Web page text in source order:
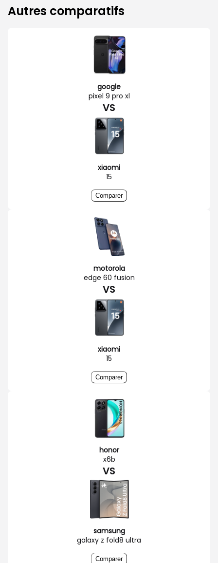
Autres comparatifs
google
pixel 9 pro xl
VS
xiaomi
15
Comparer
motorola
edge 60 fusion
VS
xiaomi
15
Comparer
honor
x6b
VS
samsung
galaxy z fold8 ultra
Comparer